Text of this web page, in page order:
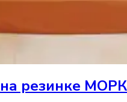
на резинке